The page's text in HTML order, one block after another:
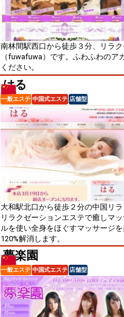
南林間駅西口から徒歩３分、リラ
（fuwafuwa）です。ふわふわのア
ください。
はる
一般エステ 中国式エステ 店舗型
大和駅北口から徒歩２分の中国リ
リラクゼーションエステで癒しマ
ルを使い全身をほぐすマッサージ
120%解消します。
夢楽園
一般エステ 中国式エステ 店舗型